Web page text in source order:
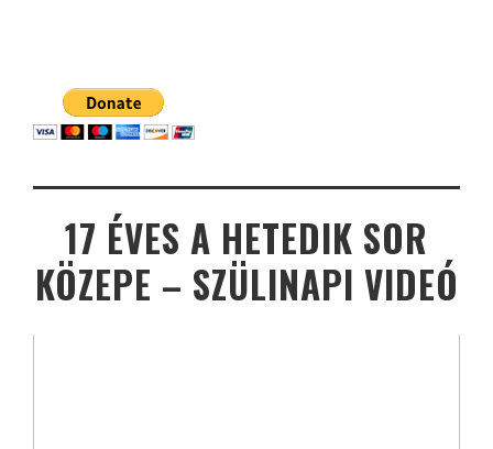
17 ÉVES A HETEDIK SOR
KÖZEPE – SZÜLINAPI VIDEÓ